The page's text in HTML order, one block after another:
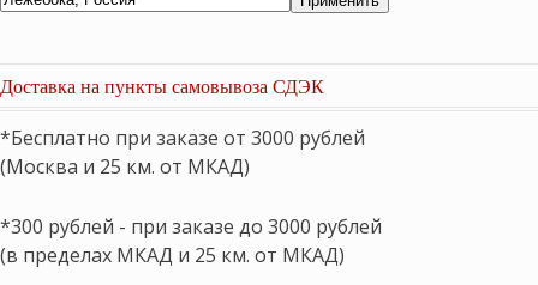
Доставка на пункты самовывоза СДЭК
*Бесплатно при заказе от 3000 рублей
(Москва и 25 км. от МКАД)
*300 рублей - при заказе до 3000 рублей
(в пределах МКАД и 25 км. от МКАД)